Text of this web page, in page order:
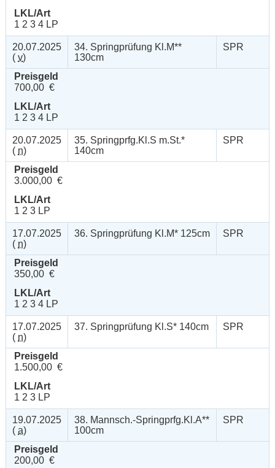
LKL/Art
1 2 3 4 LP
20.07.2025
( v)
34. Springprüfung Kl.M**
130cm
SPR
Preisgeld
700,00 €
LKL/Art
1 2 3 4 LP
20.07.2025
( n)
35. Springprfg.Kl.S m.St.*
140cm
SPR
Preisgeld
3.000,00 €
LKL/Art
1 2 3 LP
17.07.2025
( n)
36. Springprüfung Kl.M* 125cm SPR
Preisgeld
350,00 €
LKL/Art
1 2 3 4 LP
17.07.2025
( n)
37. Springprüfung Kl.S* 140cm SPR
Preisgeld
1.500,00 €
LKL/Art
1 2 3 LP
19.07.2025
( a)
38. Mannsch.-Springprfg.Kl.A**
100cm
SPR
Preisgeld
200,00 €